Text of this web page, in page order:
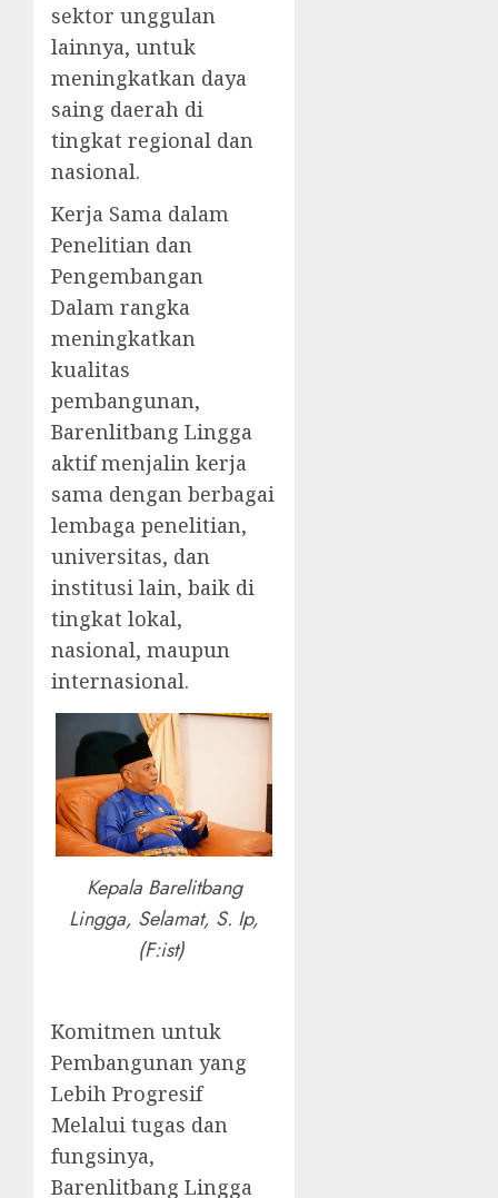
sektor unggulan
lainnya, untuk
meningkatkan daya
saing daerah di
tingkat regional dan
nasional.
Kerja Sama dalam
Penelitian dan
Pengembangan
Dalam rangka
meningkatkan
kualitas
pembangunan,
Barenlitbang Lingga
aktif menjalin kerja
sama dengan berbagai
lembaga penelitian,
universitas, dan
institusi lain, baik di
tingkat lokal,
nasional, maupun
internasional.
Kepala Barelitbang
Lingga, Selamat, S. Ip,
(F:ist)
Komitmen untuk
Pembangunan yang
Lebih Progresif
Melalui tugas dan
fungsinya,
Barenlitbang Lingga